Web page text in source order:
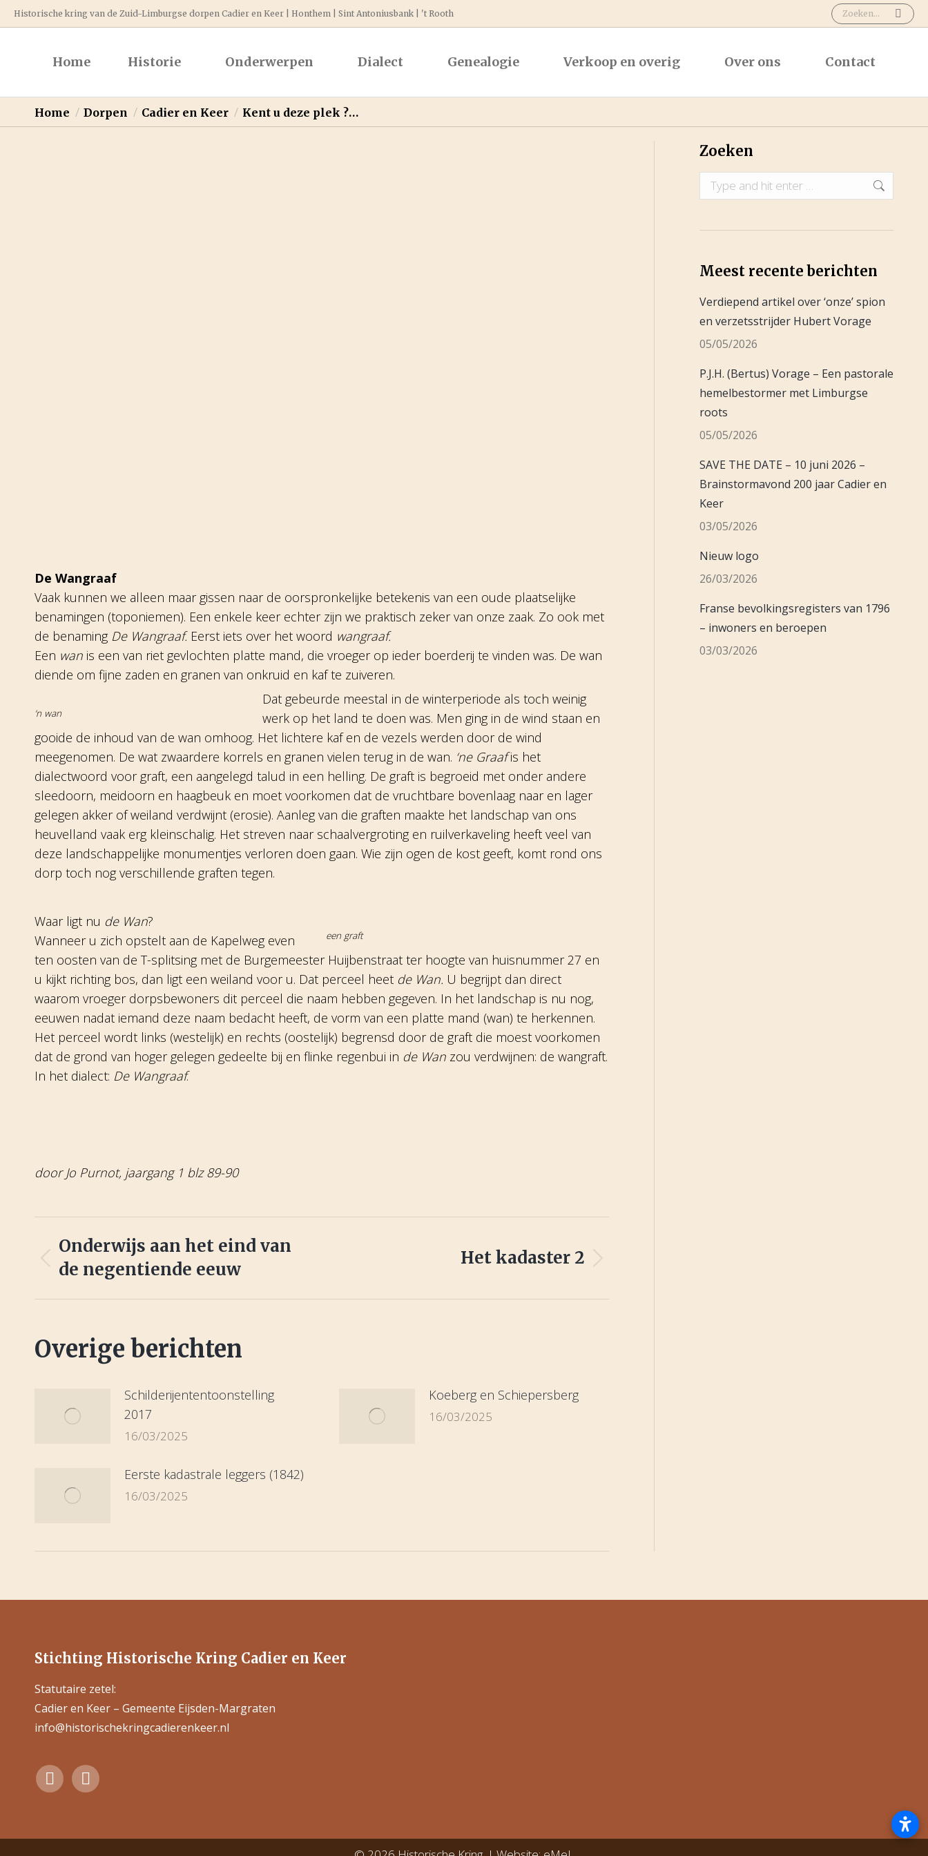
Historische kring van de Zuid-Limburgse dorpen Cadier en Keer | Honthem | Sint Antoniusbank | 't Rooth Search:
Home Historie Onderwerpen Dialect Genealogie Verkoop en overig Over ons Contact
You are here:
Home Dorpen Cadier en Keer Kent u deze plek ?…
De Wangraaf
Vaak kunnen we alleen maar gissen naar de oorspronkelijke betekenis van een oude plaatselijke
benamingen (toponiemen). Een enkele keer echter zijn we praktisch zeker van onze zaak. Zo ook met
de benaming De Wangraaf.Eerst iets over het woord wangraaf.
Een wan is een van riet gevlochten platte mand, die vroeger op ieder boerderij te vinden was. De wan
diende om fijne zaden en granen van onkruid en kaf te zuiveren.
‘n wan
Dat gebeurde meestal in de winterperiode als toch weinig
werk op het land te doen was. Men ging in de wind staan en
gooide de inhoud van de wan omhoog. Het lichtere kaf en de vezels werden door de wind
meegenomen. De wat zwaardere korrels en granen vielen terug in de wan. ‘ne Graafis het
dialectwoord voor graft, een aangelegd talud in een helling. De graft is begroeid met onder andere
sleedoorn, meidoorn en haagbeuk en moet voorkomen dat de vruchtbare bovenlaag naar en lager
gelegen akker of weiland verdwijnt (erosie). Aanleg van die graften maakte het landschap van ons
heuvelland vaak erg kleinschalig. Het streven naar schaalvergroting en ruilverkaveling heeft veel van
deze landschappelijke monumentjes verloren doen gaan. Wie zijn ogen de kost geeft, komt rond ons
dorp toch nog verschillende graften tegen.
een graft
Waar ligt nu de Wan?
Wanneer u zich opstelt aan de Kapelweg even
ten oosten van de T-splitsing met de Burgemeester Huijbenstraat ter hoogte van huisnummer 27 en
u kijkt richting bos, dan ligt een weiland voor u. Dat perceel heet de Wan. U begrijpt dan direct
waarom vroeger dorpsbewoners dit perceel die naam hebben gegeven. In het landschap is nu nog,
eeuwen nadat iemand deze naam bedacht heeft, de vorm van een platte mand (wan) te herkennen.
Het perceel wordt links (westelijk) en rechts (oostelijk) begrensd door de graft die moest voorkomen
dat de grond van hoger gelegen gedeelte bij en flinke regenbui in de Wan zou verdwijnen: de wangraft.
In het dialect: De Wangraaf.
door Jo Purnot, jaargang 1 blz 89-90
Post
navigation
Previous
Onderwijs aan het eind van
de negentiende eeuw
Het kadaster 2
Overige berichten
Schilderijententoonstelling
2017
16/03/2025
Koeberg en Schiepersberg
16/03/2025
Eerste kadastrale leggers (1842)
16/03/2025
Zoeken
Search:
Meest recente berichten
Verdiepend artikel over ‘onze’ spion
en verzetsstrijder Hubert Vorage
05/05/2026
P.J.H. (Bertus) Vorage – Een pastorale
hemelbestormer met Limburgse
roots
05/05/2026
SAVE THE DATE – 10 juni 2026 –
Brainstormavond 200 jaar Cadier en
Keer
03/05/2026
Nieuw logo
26/03/2026
Franse bevolkingsregisters van 1796
– inwoners en beroepen
03/03/2026
Stichting Historische Kring Cadier en Keer
Statutaire zetel:
Cadier en Keer – Gemeente Eijsden-Margraten
info@historischekringcadierenkeer.nl
Find us on:
Facebook
in
Instagram
in